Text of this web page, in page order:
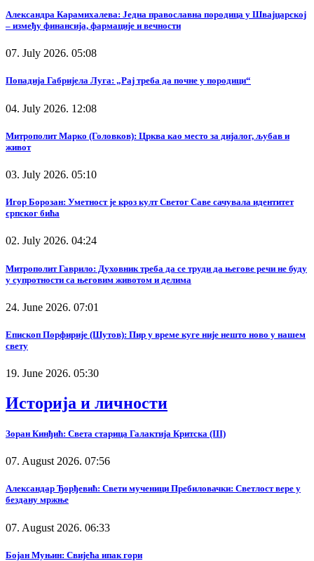
Александра Карамихалева: Једна православна породица у Швајцарској
– између финансија, фармације и вечности
07. July 2026. 05:08
Попадија Габријела Луга: „Рај треба да почне у породици“
04. July 2026. 12:08
Митрополит Марко (Головков): Црква као место за дијалог, љубав и
живот
03. July 2026. 05:10
Игор Борозан: Уметност је кроз култ Светог Саве сачувала идентитет
српског бића
02. July 2026. 04:24
Митрополит Гаврило: Духовник треба да се труди да његове речи не буду
у супротности са његовим животом и делима
24. June 2026. 07:01
Епископ Порфирије (Шутов): Пир у време куге није нешто ново у нашем
свету
19. June 2026. 05:30
Историја и личности
Зоран Кинђић: Света старица Галактија Критска (III)
07. August 2026. 07:56
Александар Ђорђевић: Свети мученици Пребиловачки: Светлост вере у
бездану мржње
07. August 2026. 06:33
Бојан Муњин: Свијећа ипак гори